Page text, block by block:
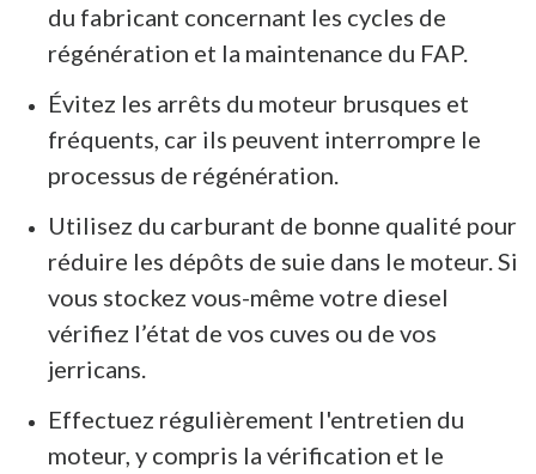
du fabricant concernant les cycles de
régénération et la maintenance du FAP.
Évitez les arrêts du moteur brusques et
fréquents, car ils peuvent interrompre le
processus de régénération.
Utilisez du carburant de bonne qualité pour
réduire les dépôts de suie dans le moteur. Si
vous stockez vous-même votre diesel
vérifiez l’état de vos cuves ou de vos
jerricans.
Effectuez régulièrement l'entretien du
moteur, y compris la vérification et le